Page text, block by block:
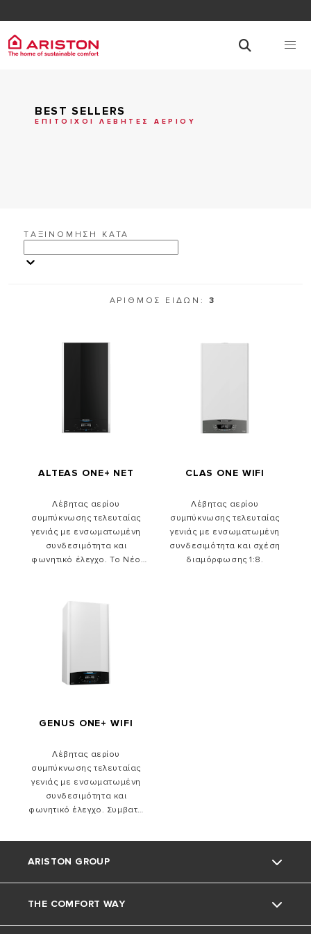
BEST SELLERS
ΕΠΙΤΟΙΧΟΙ ΛΕΒΗΤΕΣ ΑΕΡΙΟΥ
TΑΞΙΝΟΜΗΣΗ ΚΑΤΑ
ΑΡΙΘΜΟΣ ΕΙΔΩΝ: 3
ALTEAS ONE+ NET
Λέβητας αερίου
συμπύκνωσης τελευταίας
γενιάς με ενσωματωμένη
συνδεσιμότητα και
φωνητικό έλεγχο. Το Νέο
επιδόσεις. Με γυάλινο
CLAS ONE WIFI
Λέβητας αερίου
συμπύκνωσης τελευταίας
γενιάς με ενσωματωμένη
συνδεσιμότητα και σχέση
διαμόρφωσης 1:8.
GENUS ONE+ WIFI
Λέβητας αερίου
συμπύκνωσης τελευταίας
γενιάς με ενσωματωμένη
συνδεσιμότητα και
φωνητικό έλεγχο. Συμβατό
ARISTON GROUP
ΣΧΕΤΙΚΑ ΜΕ ΕΜΑΣ
THE COMFORT WAY